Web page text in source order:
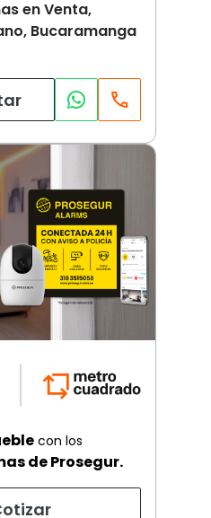
en Venta,
Bucaramanga
con los
de Prosegur.